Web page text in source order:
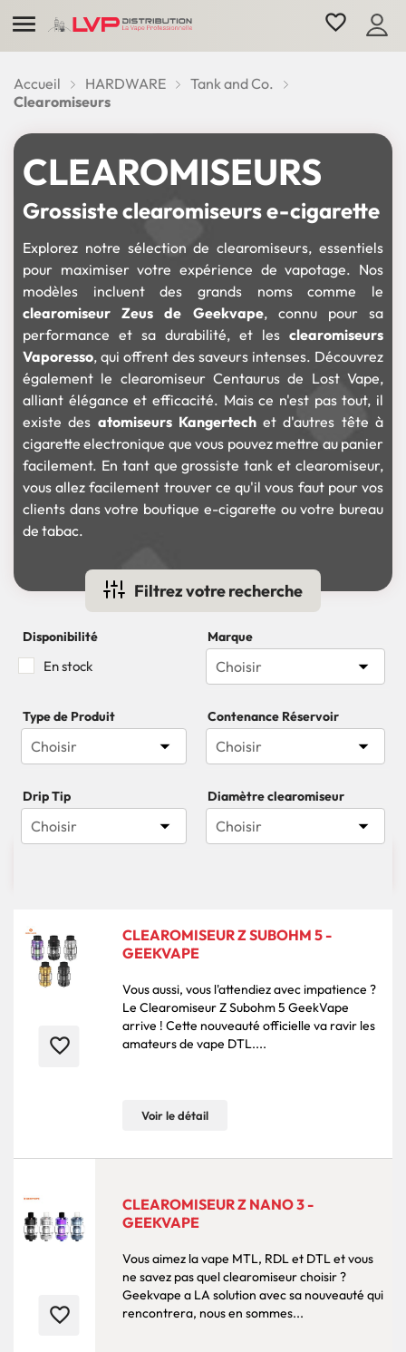
 favorite_border
Accueil HARDWARE
Tank and Co.
Clearomiseurs
CLEAROMISEURS
Grossiste clearomiseurs e-cigarette
Explorez notre sélection de clearomiseurs, essentiels
pour maximiser votre expérience de vapotage. Nos
modèles incluent des grands noms comme le
clearomiseur Zeus de Geekvape, connu pour sa
performance et sa durabilité, et les clearomiseurs
Vaporesso, qui offrent des saveurs intenses. Découvrez
également le clearomiseur Centaurus de Lost Vape,
alliant élégance et efficacité. Mais ce n'est pas tout, il
existe des atomiseurs Kangertechet d'autres tête à
cigarette electronique que vous pouvez mettre au panier
facilement. En tant que grossiste tank et clearomiseur,
vous allez facilement trouver ce qu'il vous faut pour vos
clients dans votre boutique e-cigarette ou votre bureau
de tabac.
Filtrez votre recherche
Disponibilité
En stock
Marque
Choisir 
Type de Produit
Choisir 
Contenance Réservoir
Choisir 
Drip Tip
Choisir 
Diamètre clearomiseur
Choisir 
favorite_border
CLEAROMISEUR Z SUBOHM 5 -
GEEKVAPE
Vous aussi, vous l'attendiez avec impatience ?
Le Clearomiseur Z Subohm 5 GeekVape
arrive ! Cette nouveauté officielle va ravir les
amateurs de vape DTL....
Voir le détail
favorite_border
CLEAROMISEUR Z NANO 3 -
GEEKVAPE
Vous aimez la vape MTL, RDL et DTL et vous
ne savez pas quel clearomiseur choisir ?
Geekvape a LA solution avec sa nouveauté qui
rencontrera, nous en sommes...